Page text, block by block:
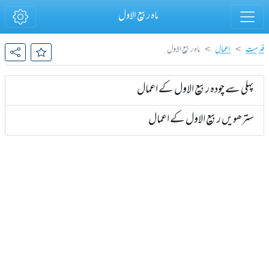
ماہ ربیع الاول
فہرست اعمال ماہ ربیع الاول
پہلی سے چودہ ربیع الاول کے اعمال
سترھویں ربیع الاول کے اعمال